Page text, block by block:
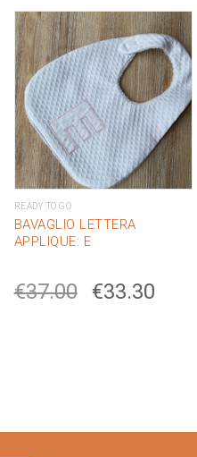
READY TO GO
BAVAGLIO LETTERA
APPLIQUE: E
€37.00 €33.30